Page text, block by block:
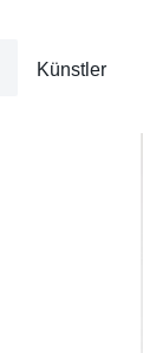
Künstler